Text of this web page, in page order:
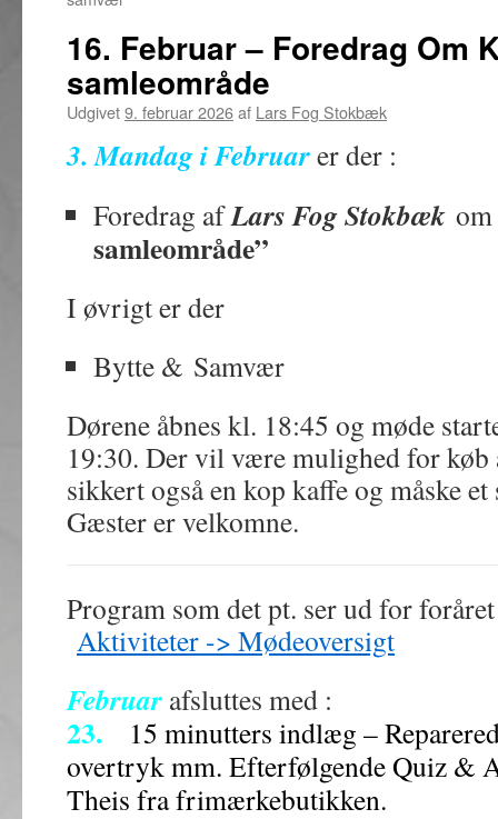
16. Februar – Foredrag Om
samleområde
Udgivet9. februar 2026af Lars Fog Stokbæk
3. Mandag i Februarer der :
Foredrag afLars Fog Stokbæk om
samleområde”
I øvrigt er der
Bytte & Samvær
Dørene åbnes kl. 18:45 og møde
19:30. Der vil være mulighed for
sikkert også en kop kaffe og måske et
Gæster er velkomne.
Program som det pt. ser ud for
Aktiviteter -> Mødeoversigt
Februar afsluttes med :
23. 15 minutters indlæg –
overtryk mm. Efterfølgende Quiz &
Theis fra frimærkebutikken.